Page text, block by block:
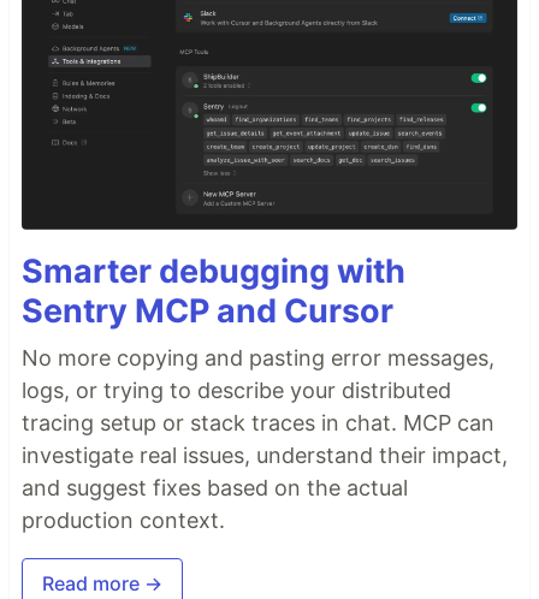
Smarter debugging with
Sentry MCP and Cursor
No more copying and pasting error messages,
logs, or trying to describe your distributed
tracing setup or stack traces in chat. MCP can
investigate real issues, understand their impact,
and suggest fixes based on the actual
production context.
Read more →